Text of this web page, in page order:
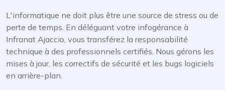
L'informatique ne doit plus être une source de stress ou de
perte de temps. En déléguant votre infogérance à
Infranat Ajaccio, vous transférez la responsabilité
technique à des professionnels certifiés. Nous gérons les
mises à jour, les correctifs de sécurité et les bugs logiciels
en arrière-plan.